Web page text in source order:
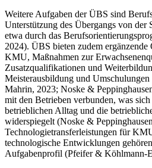
Weitere Aufgaben der ÜBS sind
Unterstützung des Übergangs von der
etwa durch das
2024). ÜBS bieten zudem
KMU, Maßnahmen zur
Zusatzqualifikationen und
Meisterausbildung und
Mahrin, 2023; Noske &
mit den Betrieben verbunden, was
betrieblichen Alltag und die
widerspiegelt (Noske &
Technologietransferleistungen für
technologische Entwicklungen
Aufgabenprofil (Pfeifer & Köhlmann-